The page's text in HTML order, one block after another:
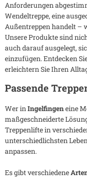
Anforderungen
Wendeltreppe, eine
Außentreppen handelt –
Unsere Produkte sind
auch darauf ausgelegt,
einzufügen. Entdecken
erleichtern Sie Ihren
Passende
Wer inIngelfingeneine
maßgeschneiderte
Treppenlifte in
unterschiedlichsten
anpassen.
Es gibt verschiedene